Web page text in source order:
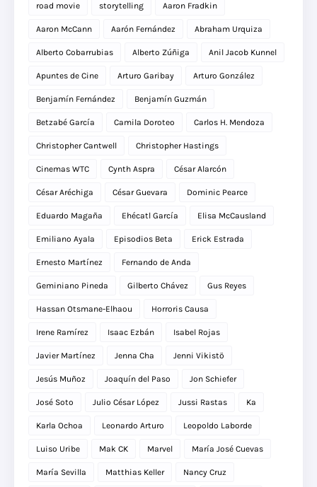
road movie storytelling Aaron Fradkin
Aaron McCann Aarón Fernández Abraham Urquiza
Alberto Cobarrubias Alberto Zúñiga Anil Jacob Kunnel
Apuntes de Cine Arturo Garibay Arturo González
Benjamín Fernández Benjamín Guzmán
Betzabé García Camila Doroteo Carlos H. Mendoza
Christopher Cantwell Christopher Hastings
Cinemas WTC Cynth Aspra César Alarcón
César Aréchiga César Guevara Dominic Pearce
Eduardo Magaña Ehécatl García Elisa McCausland
Emiliano Ayala Episodios Beta Erick Estrada
Ernesto Martínez Fernando de Anda
Geminiano Pineda Gilberto Chávez Gus Reyes
Hassan Otsmane-Elhaou Horroris Causa
Irene Ramírez Isaac Ezbán Isabel Rojas
Javier Martínez Jenna Cha Jenni Vikistö
Jesús Muñoz Joaquín del Paso Jon Schiefer
José Soto Julio César López Jussi Rastas Ka
Karla Ochoa Leonardo Arturo Leopoldo Laborde
Luiso Uribe Mak CK Marvel María José Cuevas
María Sevilla Matthias Keller Nancy Cruz